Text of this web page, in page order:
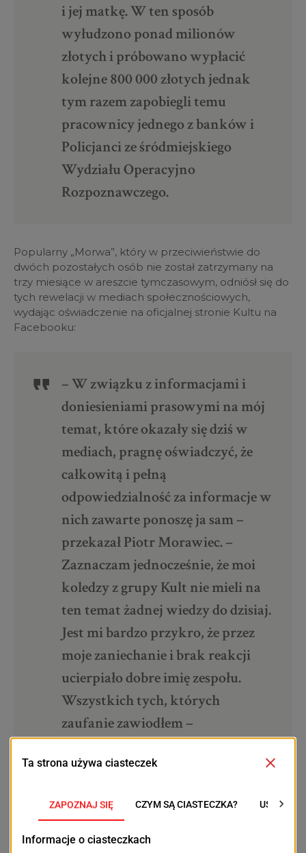
i jej matkę. W ten sposób
wyłudzono ponad milionów
złotych i próbowano wypłacić
kolejne 800 000 złotych jednak
tym razem zapobiegli temu
pracownicy jednego z banków i
Policjanci ze śródmiejskiego
Wydziału Operacyjno
Rozpoznawczego.
Popularny „Morwa”, który w przeciwieństwie do
dwóch pozostałych osób nie został zatrzymany na
trzy miesiące w areszcie tymczasowym, odniósł się do
tych rewelacji w mediach społecznościowych,
wydając oświadczenie na oficjalnej stronie Kultu na
Facebooku:
– W związku z informacjami i
doniesieniami prasowymi na mój
temat, które okazały się dziś w
mediach, pragnę oświadczyć, że
całkowitą i pełną
odpowiedzialność za informacje w
nich zawarte ponoszę ja sam –
przekazał Piotr Morawiec. –
Zaznaczam jednocześnie, że moi
koledzy z grupy Kult nie mieli na
ten temat żadnej wiedzy do dzisiaj.
Jest mi bardzo przykro, że przez
moje zaniechanie i brak reakcji
ucierpiało dobre imię zespołu.
Wszystkich tych, których
zaufanie zawiodłem –
przepraszam. Nie było to moją
intencją, podobnie jak
zamieszanie. Ufam, że wymiar
sprawiedliwości stanie w tej